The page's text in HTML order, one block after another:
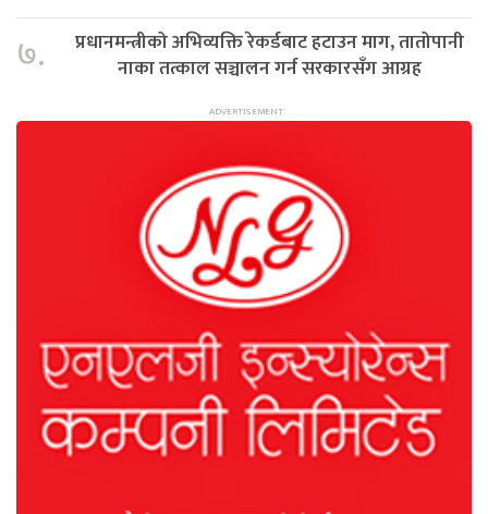
७.
प्रधानमन्त्रीको अभिव्यक्ति रेकर्डबाट हटाउन माग, तातोपानी
नाका तत्काल सञ्चालन गर्न सरकारसँग आग्रह